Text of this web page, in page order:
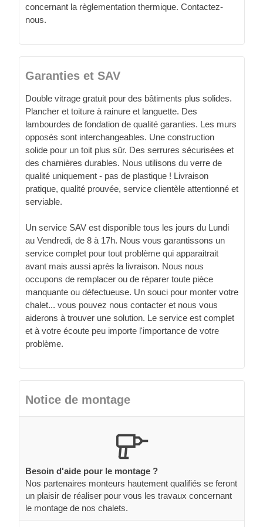
concernant la règlementation thermique. Contactez-
nous.
Garanties et SAV
Double vitrage gratuit pour des bâtiments plus solides.
Plancher et toiture à rainure et languette. Des
lambourdes de fondation de qualité garanties. Les murs
opposés sont interchangeables. Une construction
solide pour un toit plus sûr. Des serrures sécurisées et
des charnières durables. Nous utilisons du verre de
qualité uniquement - pas de plastique ! Livraison
pratique, qualité prouvée, service clientèle attentionné et
serviable.
Un service SAV est disponible tous les jours du Lundi
au Vendredi, de 8 à 17h. Nous vous garantissons un
service complet pour tout problème qui apparaitrait
avant mais aussi après la livraison. Nous nous
occupons de remplacer ou de réparer toute pièce
manquante ou défectueuse. Un souci pour monter votre
chalet... vous pouvez nous contacter et nous vous
aiderons à trouver une solution. Le service est complet
et à votre écoute peu importe l'importance de votre
problème.
Notice de montage
Besoin d'aide pour le montage ?
Nos partenaires monteurs hautement qualifiés se feront
un plaisir de réaliser pour vous les travaux concernant
le montage de nos chalets.